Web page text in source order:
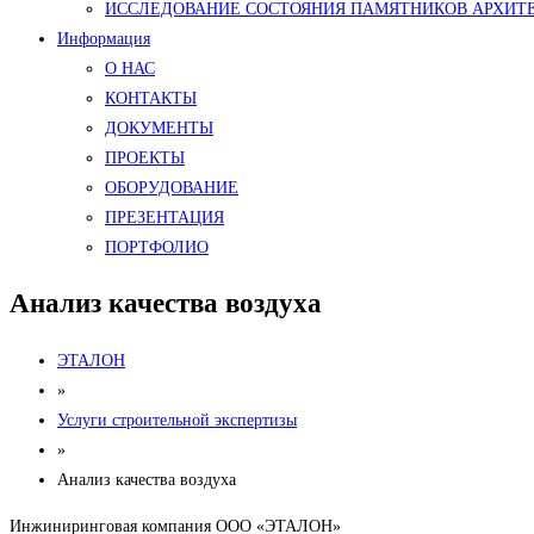
ИССЛЕДОВАНИЕ СОСТОЯНИЯ ПАМЯТНИКОВ
Информация
О НАС
КОНТАКТЫ
ДОКУМЕНТЫ
ПРОЕКТЫ
ОБОРУДОВАНИЕ
ПРЕЗЕНТАЦИЯ
ПОРТФОЛИО
Анализ качества воздуха
ЭТАЛОН
»
Услуги строительной экспертизы
»
Анализ качества воздуха
Инжиниринговая компания ООО «ЭТАЛОН»